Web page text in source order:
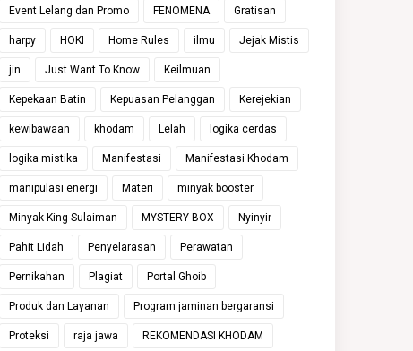
Event Lelang dan Promo FENOMENA Gratisan
harpy HOKI Home Rules ilmu Jejak Mistis
jin Just Want To Know Keilmuan
Kepekaan Batin Kepuasan Pelanggan Kerejekian
kewibawaan khodam Lelah logika cerdas
logika mistika Manifestasi Manifestasi Khodam
manipulasi energi Materi minyak booster
Minyak King Sulaiman MYSTERY BOX Nyinyir
Pahit Lidah Penyelarasan Perawatan
Pernikahan Plagiat Portal Ghoib
Produk dan Layanan Program jaminan bergaransi
Proteksi raja jawa REKOMENDASI KHODAM